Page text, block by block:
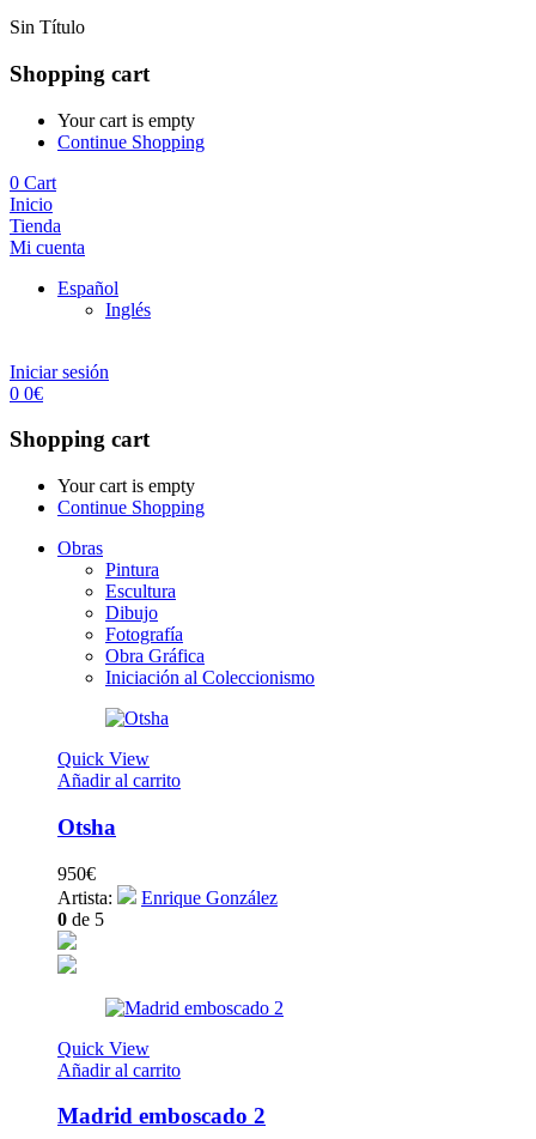
Sin Título
Shopping cart
Your cart is empty
Continue Shopping
0 Cart
Inicio
Tienda
Mi cuenta
Español
Inglés
Iniciar sesión
0 0€
Shopping cart
Your cart is empty
Continue Shopping
Obras
Pintura
Escultura
Dibujo
Fotografía
Obra Gráfica
Iniciación al Coleccionismo
Quick View
Añadir al carrito
Otsha
950€
Artista:
Enrique González
0 de 5
Quick View
Añadir al carrito
Madrid emboscado 2